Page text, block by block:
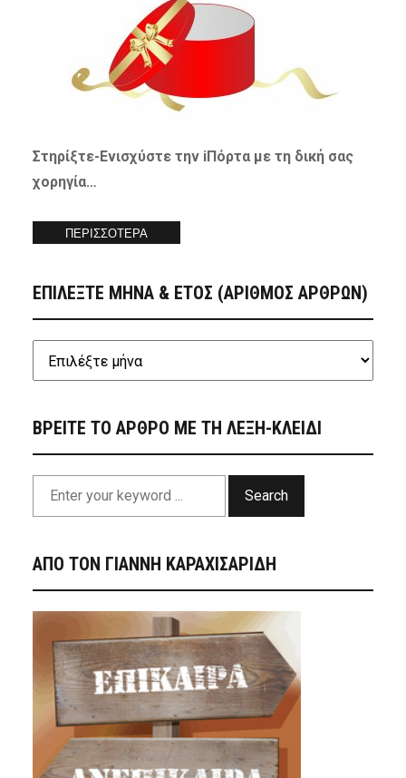
Στηρίξτε-Ενισχύστετην iΠόρτα με τη δική σας
χορηγία…
ΠΕΡΙΣΣΟΤΕΡΑ
ΕΠΙΛΕΞΤΕ ΜΗΝΑ & ΕΤΟΣ (ΑΡΙΘΜΟΣ ΑΡΘΡΩΝ)
ΒΡΕΙΤΕ ΤΟ ΑΡΘΡΟ ΜΕ ΤΗ ΛΕΞΗ-ΚΛΕΙΔΙ
Search
ΑΠΟ ΤΟΝ ΓΙΑΝΝΗ ΚΑΡΑΧΙΣΑΡΙΔΗ